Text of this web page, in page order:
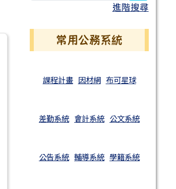
進階搜尋
常用公務系統
課程計畫 因材網 布可星球
差勤系統 會計系統 公文系統
公告系統 輔導系統 學籍系統